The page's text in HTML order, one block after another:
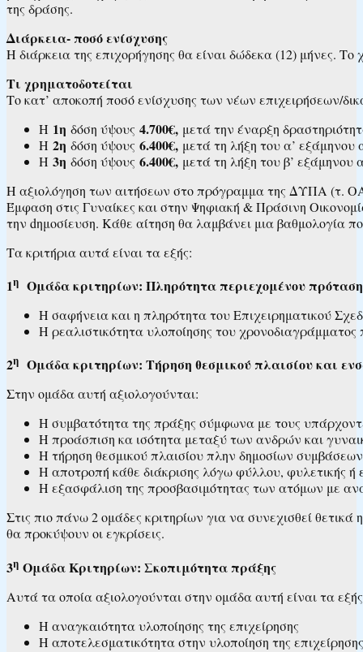
της δράσης.
Διάρκεια- ποσό ενίσχυσης
Η διάρκεια της επιχορήγησης θα είναι δώδεκα (12) μήνες.
Τι χρηματοδοτείται
Το κατ’ αποκοπή ποσό ενίσχυσης των νέων επιχειρήσεων/
Η 1η δόση ύψους 4.700€, μετά την έναρξη
Η 2η δόση ύψους 6.400€, μετά τη λήξη του α’ εξάμηνου
Η 3η δόση ύψους 6.400€, μετά τη λήξη του β’ εξάμηνου
Η αξιολόγηση των αιτήσεων στο πρόγραμμα της ΔΥΠΑ (τ.
Έμφαση στις Γυναίκες και στην Ψηφιακή & Πράσινη
την dημοσίευση. Κάθε αίτηση θα λαμβάνει μια βαθμολογία
Τα κριτήρια αυτά είναι τα εξής:
1η Ομάδα κριτηρίων: Πληρότητα περιεχομένου
Η σαφήνεια και η πληρότητα του Επιχειρηματικού
Η ρεαλιστικότητα υλοποίησης του
2η Ομάδα κριτηρίων: Τήρηση θεσμικού πλαισίου και
Στην ομάδα αυτή αξιολογούνται:
Η συμβατότητα της πράξης σύμφωνα με τους
Η προάσπιση κα ισότητα μεταξύ των ανδρών και
Η τήρηση θεσμικού πλαισίου πλην δημοσίων
Η αποτροπή κάθε διάκρισης λόγω φύλλου, φυλετικής ή
Η εξασφάλιση της προσβασιμότητας των ατόμων με
Στις πιο πάνω 2 ομάδες κριτηρίων για να συνεχισθεί
θα προκύψουν οι εγκρίσεις.
3η Ομάδα Κριτηρίων: Σκοπιμότητα πράξης
Αυτά τα οποία αξιολογούνται στην ομάδα αυτή είναι τα
Η αναγκαιότητα υλοποίησης της επιχείρησης
Η αποτελεσματικότητα στην υλοποίηση της